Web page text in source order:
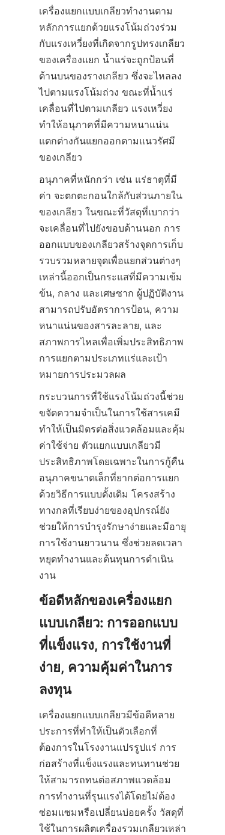
เครื่องแยกแบบเกลียวทำงานตาม
หลักการแยกด้วยแรงโน้มถ่วงร่วม
กับแรงเหวี่ยงที่เกิดจากรูปทรงเกลียว
ของเครื่องแยก น้ำแร่จะถูกป้อนที่
ด้านบนของรางเกลียว ซึ่งจะไหลลง
ไปตามแรงโน้มถ่วง ขณะที่น้ำแร่
เคลื่อนที่ไปตามเกลียว แรงเหวี่ยง
ทำให้อนุภาคที่มีความหนาแน่น
แตกต่างกันแยกออกตามแนวรัศมี
ของเกลียว
อนุภาคที่หนักกว่า เช่น แร่ธาตุที่มี
ค่า จะตกตะกอนใกล้กับส่วนภายใน
ของเกลียว ในขณะที่วัสดุที่เบากว่า
จะเคลื่อนที่ไปยังขอบด้านนอก การ
ออกแบบของเกลียวสร้างจุดการเก็บ
รวบรวมหลายจุดเพื่อแยกส่วนต่างๆ
เหล่านี้ออกเป็นกระแสที่มีความเข้ม
ข้น, กลาง และเศษซาก ผู้ปฏิบัติงาน
สามารถปรับอัตราการป้อน, ความ
หนาแน่นของสารละลาย, และ
สภาพการไหลเพื่อเพิ่มประสิทธิภาพ
การแยกตามประเภทแร่และเป้า
หมายการประมวลผล
กระบวนการที่ใช้แรงโน้มถ่วงนี้ช่วย
ขจัดความจำเป็นในการใช้สารเคมี
ทำให้เป็นมิตรต่อสิ่งแวดล้อมและคุ้ม
ค่าใช้จ่าย ตัวแยกแบบเกลียวมี
ประสิทธิภาพโดยเฉพาะในการกู้คืน
อนุภาคขนาดเล็กที่ยากต่อการแยก
ด้วยวิธีการแบบดั้งเดิม โครงสร้าง
ทางกลที่เรียบง่ายของอุปกรณ์ยัง
ช่วยให้การบำรุงรักษาง่ายและมีอายุ
การใช้งานยาวนาน ซึ่งช่วยลดเวลา
หยุดทำงานและต้นทุนการดำเนิน
งาน
ข้อดีหลักของเครื่องแยก
แบบเกลียว: การออกแบบ
ที่แข็งแรง, การใช้งานที่
ง่าย, ความคุ้มค่าในการ
ลงทุน
เครื่องแยกแบบเกลียวมีข้อดีหลาย
ประการที่ทำให้เป็นตัวเลือกที่
ต้องการในโรงงานแปรรูปแร่ การ
ก่อสร้างที่แข็งแรงและทนทานช่วย
ให้สามารถทนต่อสภาพแวดล้อม
การทำงานที่รุนแรงได้โดยไม่ต้อง
ซ่อมแซมหรือเปลี่ยนบ่อยครั้ง วัสดุที่
ใช้ในการผลิตเครื่องรวมเกลียวเหล่า